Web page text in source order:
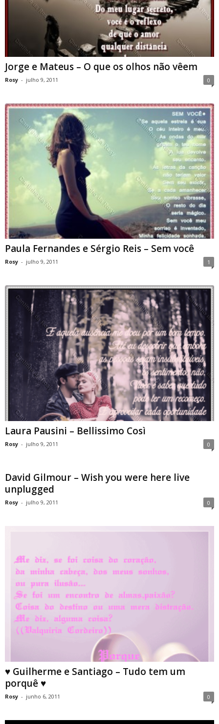
Jorge e Mateus – O que os olhos não vêem
Rosy - julho 9, 2011 0
Paula Fernandes e Sérgio Reis – Sem você
Rosy - julho 9, 2011 1
Laura Pausini – Bellissimo Così
Rosy - julho 9, 2011 0
David Gilmour – Wish you were here live
unplugged
Rosy - julho 9, 2011 0
♥ Guilherme e Santiago – Tudo tem um
porquê ♥
Rosy - junho 6, 2011 0